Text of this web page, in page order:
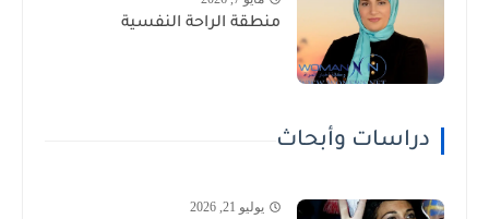
منطقة الراحة النفسية
دراسات وأبحاث
يوليو 21, 2026